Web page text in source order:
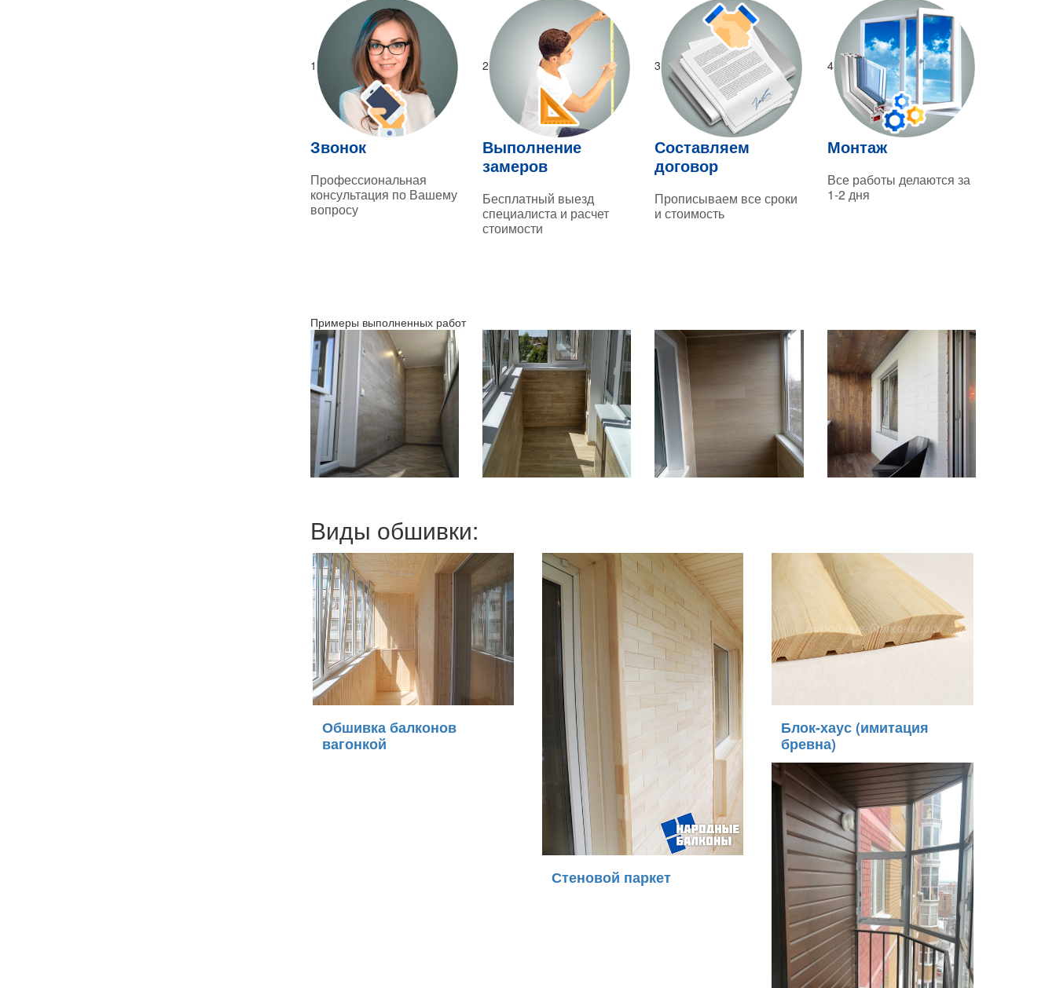
1
Звонок
Профессиональная
консультация по Вашему
вопросу
2
Выполнение
замеров
Бесплатный выезд
специалиста и расчет
стоимости
3
Составляем
договор
Прописываем все сроки
и стоимость
4
Монтаж
Все работы делаются за
1-2 дня
Примеры выполненных работ
Виды обшивки:
Обшивка балконов
вагонкой
Стеновой паркет
Блок-хаус (имитация
бревна)